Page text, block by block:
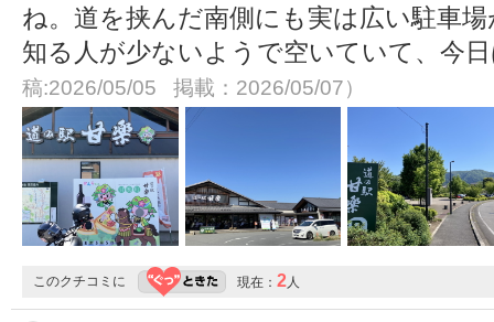
ね。道を挟んだ南側にも実は広い駐車
知る人が少ないようで空いていて、今
稿:2026/05/05 掲載：2026/05/07）
このクチコミに 現在： 2人